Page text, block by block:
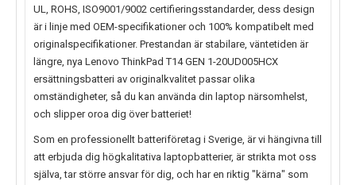
UL, ROHS, ISO9001/9002 certifieringsstandarder, dess design
är i linje med OEM-specifikationer och 100% kompatibelt med
originalspecifikationer. Prestandan är stabilare, väntetiden är
längre, nya Lenovo ThinkPad T14 GEN 1-20UD005HCX
ersättningsbatteri av originalkvalitet passar olika
omständigheter, så du kan använda din laptop närsomhelst,
och slipper oroa dig över batteriet!
Som en professionellt batteriföretag i Sverige, är vi hängivna till
att erbjuda dig högkalitativa laptopbatterier, är strikta mot oss
själva, tar större ansvar för dig, och har en riktig "kärna" som